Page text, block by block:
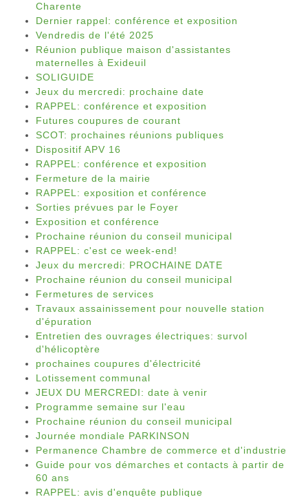
Charente
Dernier rappel: conférence et exposition
Vendredis de l'été 2025
Réunion publique maison d'assistantes
maternelles à Exideuil
SOLIGUIDE
Jeux du mercredi: prochaine date
RAPPEL: conférence et exposition
Futures coupures de courant
SCOT: prochaines réunions publiques
Dispositif APV 16
RAPPEL: conférence et exposition
Fermeture de la mairie
RAPPEL: exposition et conférence
Sorties prévues par le Foyer
Exposition et conférence
Prochaine réunion du conseil municipal
RAPPEL: c'est ce week-end!
Jeux du mercredi: PROCHAINE DATE
Prochaine réunion du conseil municipal
Fermetures de services
Travaux assainissement pour nouvelle station
d'épuration
Entretien des ouvrages électriques: survol
d'hélicoptère
prochaines coupures d'électricité
Lotissement communal
JEUX DU MERCREDI: date à venir
Programme semaine sur l'eau
Prochaine réunion du conseil municipal
Journée mondiale PARKINSON
Permanence Chambre de commerce et d'industrie
Guide pour vos démarches et contacts à partir de
60 ans
RAPPEL: avis d'enquête publique